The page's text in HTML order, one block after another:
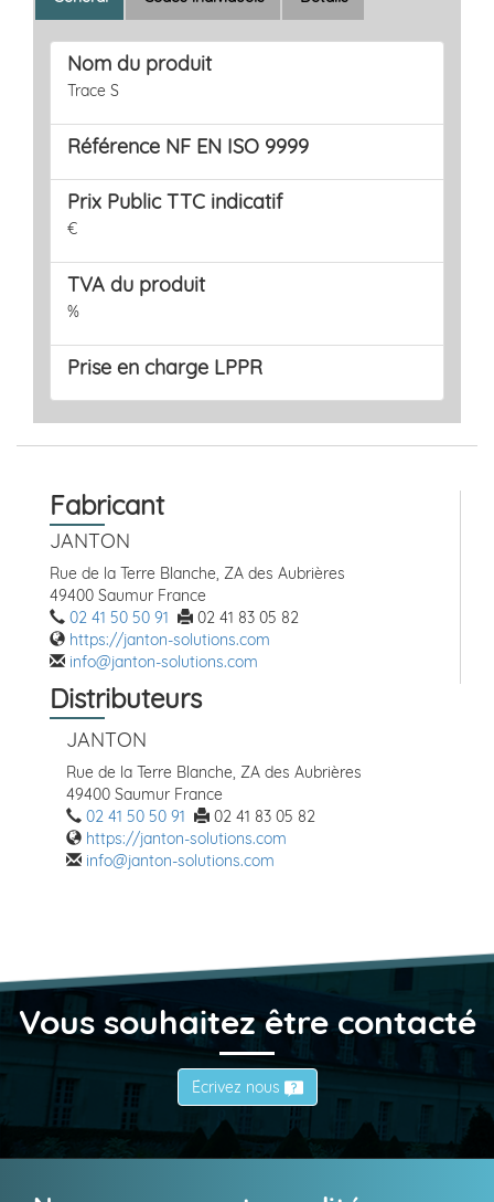
Nom du produit
Trace S
Référence NF EN ISO 9999
Prix Public TTC indicatif
€
TVA du produit
%
Prise en charge LPPR
Fabricant
JANTON
Rue de la Terre Blanche, ZA des Aubrières
49400 Saumur France
02 41 50 50 91
02 41 83 05 82
https://janton-solutions.com
info@janton-solutions.com
Distributeurs
JANTON
Rue de la Terre Blanche, ZA des Aubrières
49400 Saumur France
02 41 50 50 91
02 41 83 05 82
https://janton-solutions.com
info@janton-solutions.com
Vous souhaitez être contacté
Écrivez nous